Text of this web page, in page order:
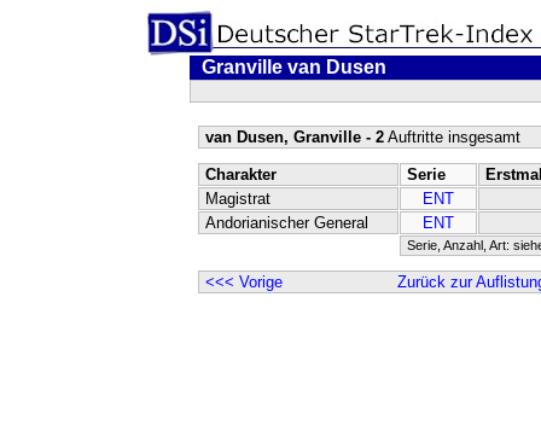
Granville van Dusen
van Dusen, Granville - 2Auftritte insgesamt
Charakter Serie
Magistrat
ENT
Andorianischer General
ENT
Serie, Anzahl, Art:
<<< Vorige Zurück zur